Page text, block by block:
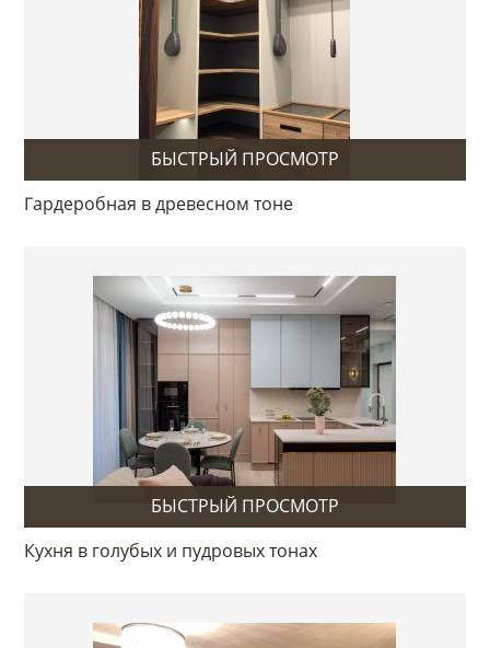
БЫСТРЫЙ ПРОСМОТР
Гардеробная в древесном тоне
БЫСТРЫЙ ПРОСМОТР
Кухня в голубых и пудровых тонах